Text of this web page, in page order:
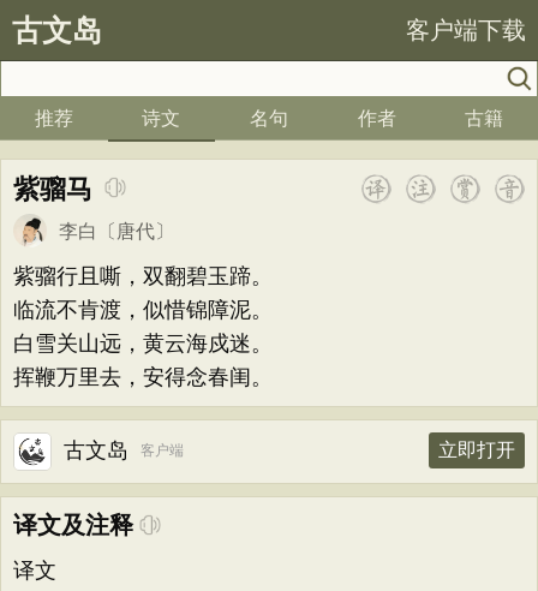
古文岛 客户端下载
推荐 诗文 名句 作者 古籍
紫骝马
李白 〔唐代〕
紫骝行且嘶，双翻碧玉蹄。
临流不肯渡，似惜锦障泥。
白雪关山远，黄云海戍迷。
挥鞭万里去，安得念春闺。
古文岛 客户端 立即打开
译文及注释
译文